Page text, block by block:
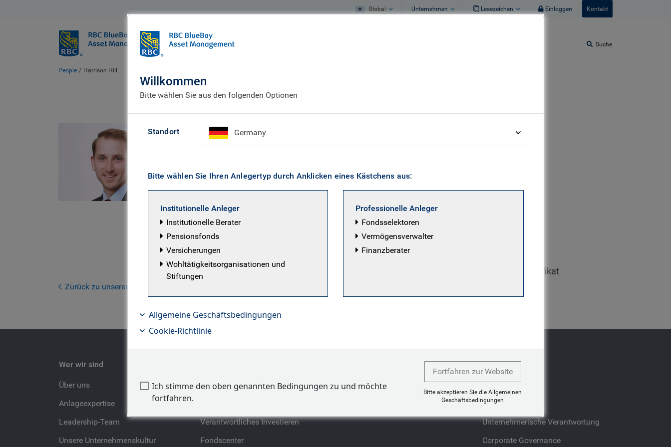
Global Unternehmen Lesezeichen Einloggen Kontakt
BlueBay
Wer wir sind Suche
People Harrison Hill
Harrison Hill
Attribution zu BlueBay Asset Management (das mittlerweile ein Teil von RBC Global Asset
seiner Tätigkeit bei BlueBay arbeitete Harrison bei Sovereign Insurance in Neuseeland als
Portfolioanalyst. Er hat einen Bachelor of Commerce (BCom) in Investment Finance and
Economics von der University of Auckland in Neuseeland. Harrison besitzt das CFA UK-Zertifikat
Zurück zu unserem Team
Wer wir sind
Über uns
Anlageexpertise
Leadership-Team
Unsere Unternehmenskultur
Unsere Kunden
Verantwortliches Investieren
Fondscenter
Analysen
Unternehmen
Mediencenter
Karriere
Unternehmerische Verantwortung
Corporate Governance
Willkommen
Bitte wählen Sie aus den folgenden Optionen
Standort Germany
Bitte wählen Sie Ihren Anlegertyp durch Anklicken eines Kästchens aus:
Institutionelle Anleger
Institutionelle Berater
Pensionsfonds
Versicherungen
Wohltätigkeitsorganisationen und
Stiftungen
Professionelle Anleger
Fondsselektoren
Vermögensverwalter
Finanzberater
Allgemeine Geschäftsbedingungen
Cookie-Richtlinie
Ich stimme den oben genannten Bedingungen zu und möchte
fortfahren.
Fortfahren zur Website
Bitte akzeptieren Sie die Allgemeinen
Geschäftsbedingungen